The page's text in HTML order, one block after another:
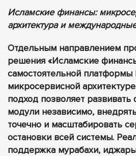
Исламские финансы:
архитектура и
Отдельным направлением
решения «Исламские
самостоятельной платформы
микросервисной
подход позволяет
модули независимо,
точечно и масштабировать
остановки всей системы.
поддержка мурабахи,